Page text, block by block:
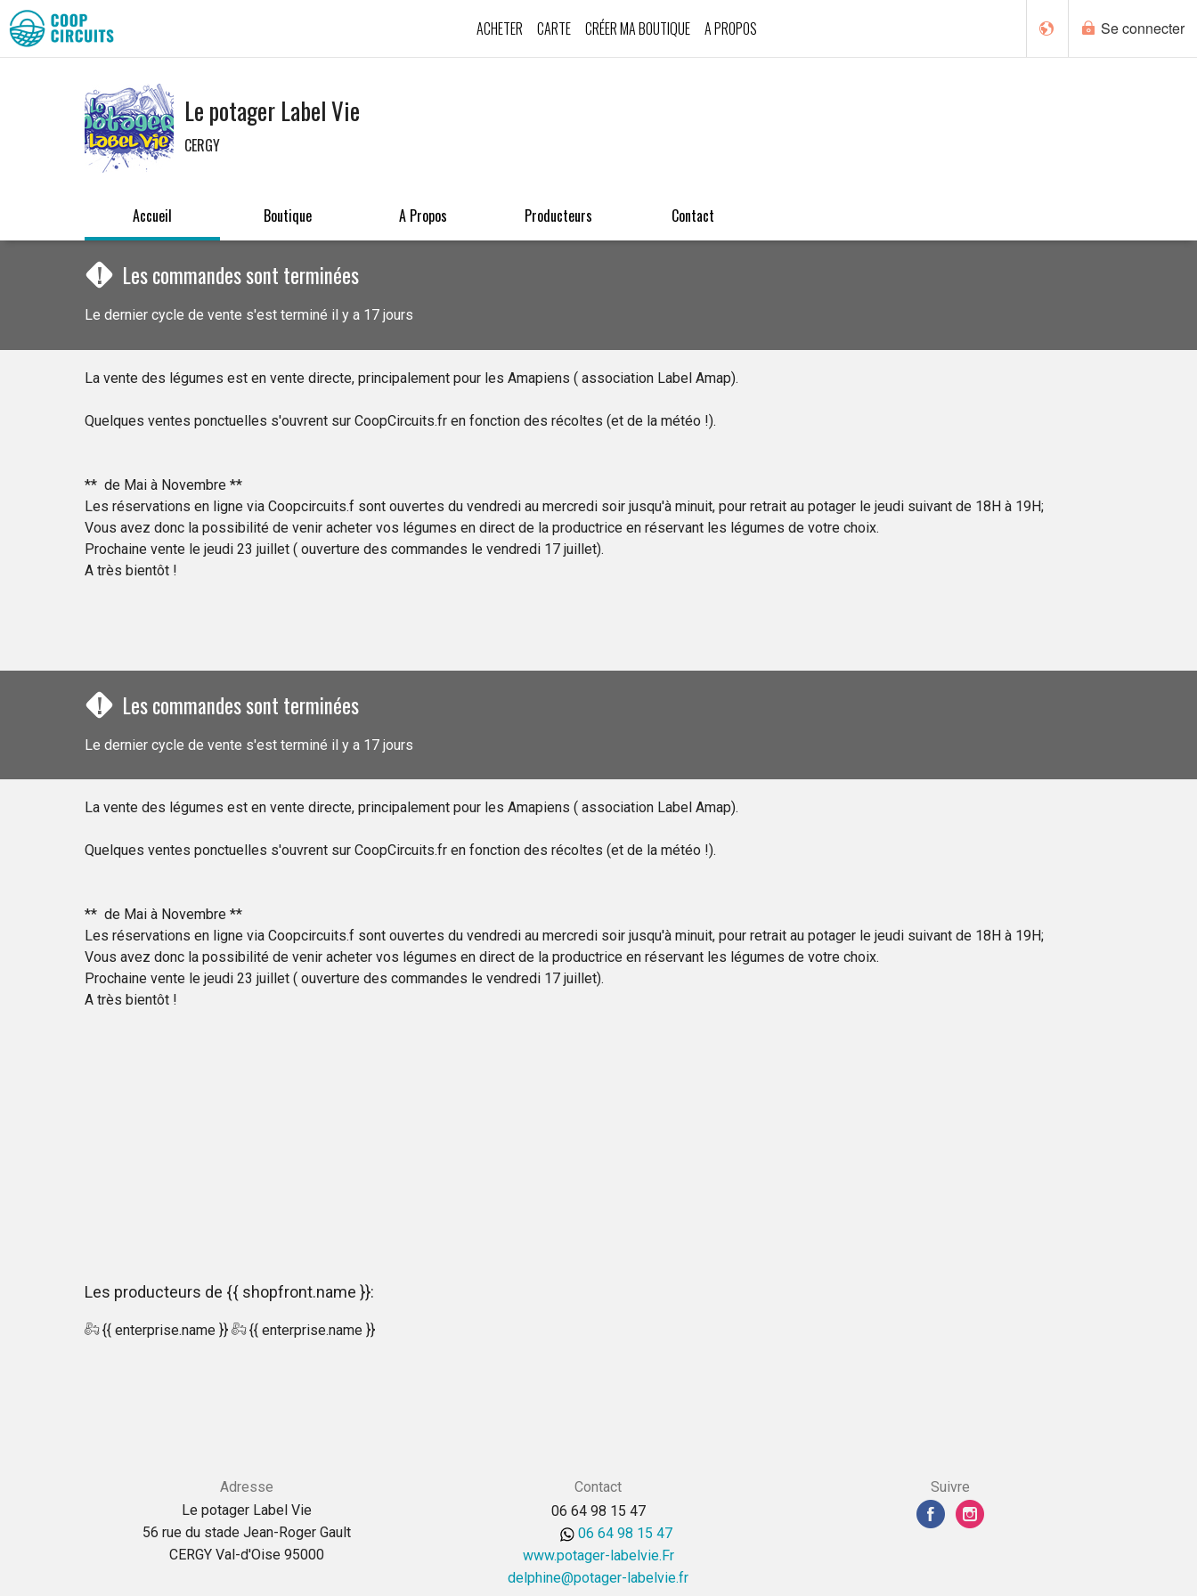
ACHETER CARTE CRÉER MA BOUTIQUE A PROPOS Se connecter
Le potager Label Vie
CERGY
Accueil Boutique A Propos Producteurs Contact
! Les commandes sont terminées
Le dernier cycle de vente s'est terminé il y a 17 jours
La vente des légumes est en vente directe, principalement pour les Amapiens ( association Label Amap).
Quelques ventes ponctuelles s'ouvrent sur CoopCircuits.fr en fonction des récoltes (et de la météo !).
** de Mai à Novembre **
Les réservations en ligne via Coopcircuits.f sont ouvertes du vendredi au mercredi soir jusqu'à minuit, pour retrait au potager le jeudi suivant de 18H à 19H;
Vous avez donc la possibilité de venir acheter vos légumes en direct de la productrice en réservant les légumes de votre choix.
Prochaine vente le jeudi 23 juillet ( ouverture des commandes le vendredi 17 juillet).
A très bientôt !
! Les commandes sont terminées
Le dernier cycle de vente s'est terminé il y a 17 jours
La vente des légumes est en vente directe, principalement pour les Amapiens ( association Label Amap).
Quelques ventes ponctuelles s'ouvrent sur CoopCircuits.fr en fonction des récoltes (et de la météo !).
** de Mai à Novembre **
Les réservations en ligne via Coopcircuits.f sont ouvertes du vendredi au mercredi soir jusqu'à minuit, pour retrait au potager le jeudi suivant de 18H à 19H;
Vous avez donc la possibilité de venir acheter vos légumes en direct de la productrice en réservant les légumes de votre choix.
Prochaine vente le jeudi 23 juillet ( ouverture des commandes le vendredi 17 juillet).
A très bientôt !
Les producteurs de {{ shopfront.name }}:
{{ enterprise.name }} {{ enterprise.name }}
Adresse
Le potager Label Vie
56 rue du stade Jean-Roger Gault
CERGY Val-d'Oise 95000
Contact
06 64 98 15 47
06 64 98 15 47
www.potager-labelvie.Fr
rf.eivlebal-regatop@enihpled
Suivre